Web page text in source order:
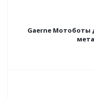
Gaerne Мотоботы